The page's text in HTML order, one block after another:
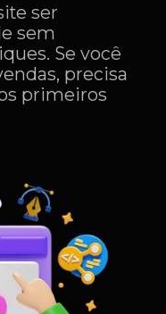
ser
sem
Se você
precisa
primeiros